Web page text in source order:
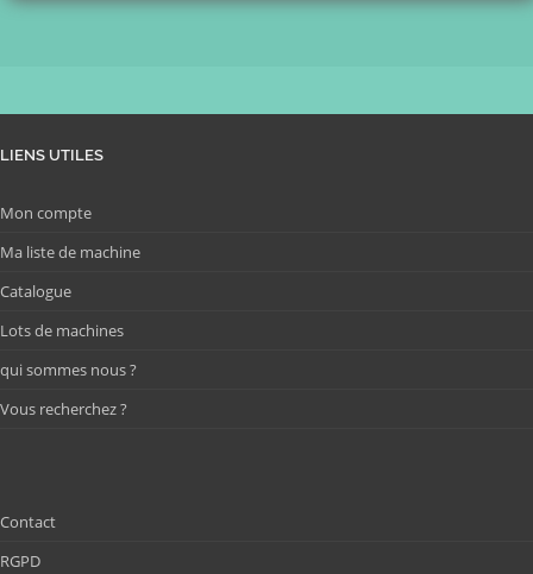
LIENS UTILES
Mon compte
Ma liste de machine
Catalogue
Lots de machines
qui sommes nous ?
Vous recherchez ?
Contact
RGPD